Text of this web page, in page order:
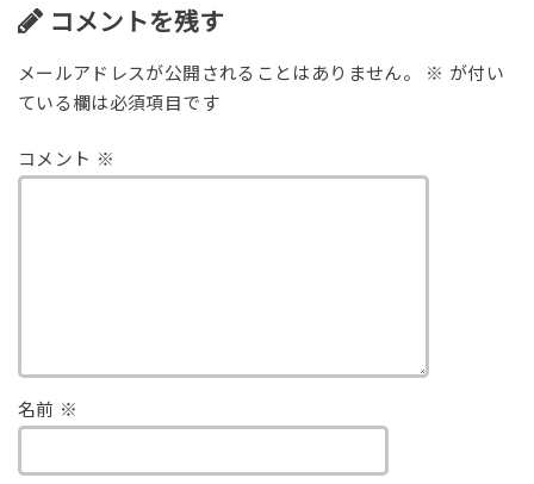
コメントを残す
メールアドレスが公開されることはありません。 ※ が付い
ている欄は必須項目です
コメント ※
名前 ※